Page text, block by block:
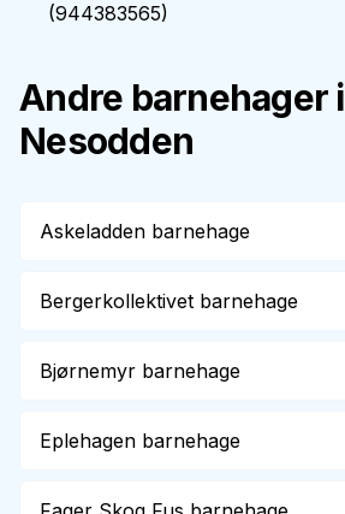
(944383565)
Andre barnehager i
Nesodden
Askeladden barnehage
Bergerkollektivet barnehage
Bjørnemyr barnehage
Eplehagen barnehage